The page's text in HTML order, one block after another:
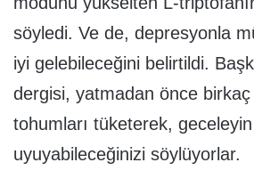
söyledi. Ve de, depresyonla
iyi gelebileceğini belirtildi.
dergisi, yatmadan önce
tohumları tüketerek,
uyuyabileceğinizi söylüyorlar.